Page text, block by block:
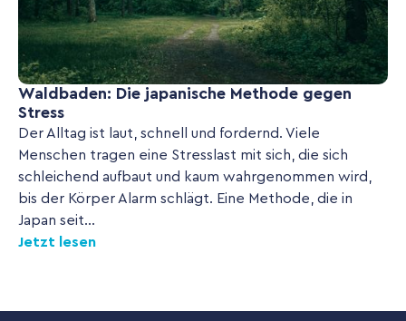
Waldbaden: Die japanische Methode gegen
Stress
Der Alltag ist laut, schnell und fordernd. Viele
Menschen tragen eine Stresslast mit sich, die sich
schleichend aufbaut und kaum wahrgenommen wird,
bis der Körper Alarm schlägt. Eine Methode, die in
Japan seit...
Jetzt lesen